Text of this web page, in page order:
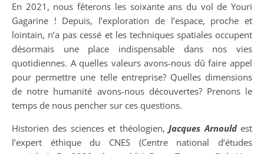
En 2021, nous fêterons les soixante ans du vol de Youri
Gagarine ! Depuis, l’exploration de l’espace, proche et
lointain, n’a pas cessé et les techniques spatiales occupent
désormais une place indispensable dans nos vies
quotidiennes. A quelles valeurs avons-nous dû faire appel
pour permettre une telle entreprise? Quelles dimensions
de notre humanité avons-nous découvertes? Prenons le
temps de nous pencher sur ces questions.
Historien des sciences et théologien, Jacques Arnould est
l’expert éthique du CNES (Centre national d’études